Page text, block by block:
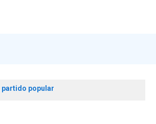
partido popular